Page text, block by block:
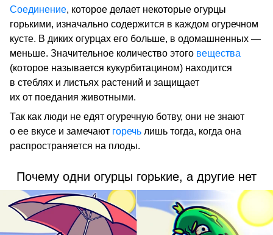
Соединение, которое делает некоторые огурцы
горькими, изначально содержится в каждом огуречном
кусте. В диких огурцах его больше, в одомашненных —
меньше. Значительное количество этого вещества
(которое называется кукурбитацином) находится
в стеблях и листьях растений и защищает
их от поедания животными.
Так как люди не едят огуречную ботву, они не знают
о ее вкусе и замечают горечь лишь тогда, когда она
распространяется на плоды.
Почему одни огурцы горькие, а другие нет